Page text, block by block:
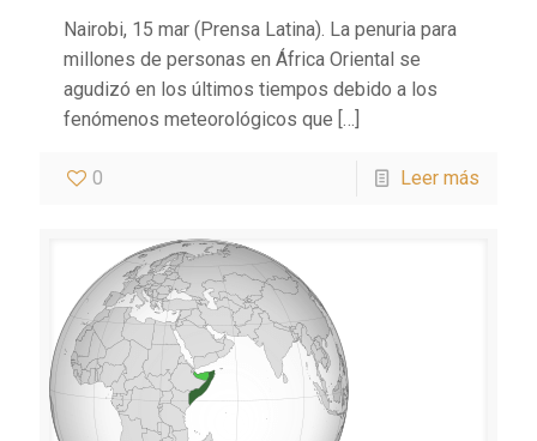
Nairobi, 15 mar (Prensa Latina). La penuria para
millones de personas en África Oriental se
agudizó en los últimos tiempos debido a los
fenómenos meteorológicos que […]
0 Leer más